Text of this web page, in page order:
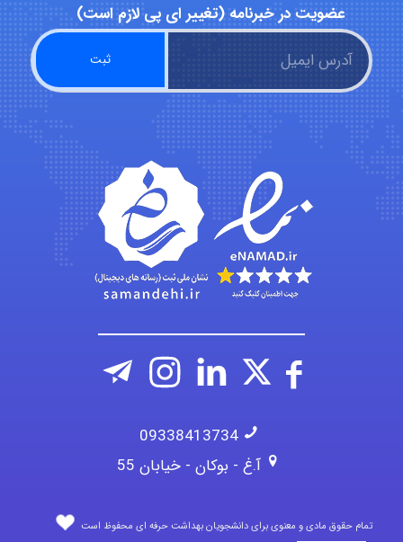
Sara
ZAK
fahimeh sheibani
عضویت در خبرنامه (تغییر ای پی لازم است)
09338413734
آ.غ - بوکان - خیابان 55
تمام حقوق مادی و معنوی برای دانشجویان بهداشت حرفه ای محفوظ است